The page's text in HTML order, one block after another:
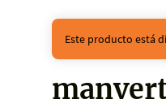
Este producto está